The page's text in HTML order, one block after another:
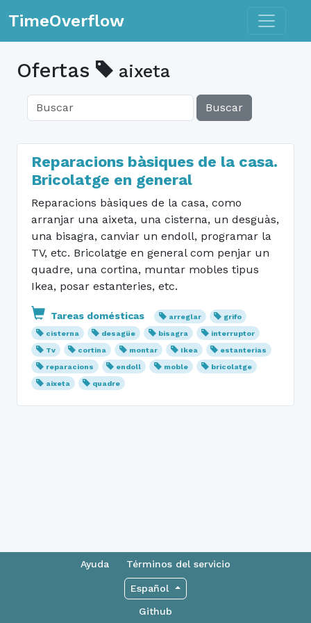
TimeOverflow Toggle
Ofertas aixeta
Buscar
Reparacions bàsiques de la casa.
Bricolatge en general
Reparacions bàsiques de la casa, como
arranjar una aixeta, una cisterna, un desguàs,
una bisagra, canviar un endoll, programar la
TV, etc. Bricolatge en general com penjar un
quadre, una cortina, muntar mobles tipus
Ikea, posar estanteries, etc.
Tareas domésticas arreglar
grifo
cisterna
desagüe bisagra
interruptor
Tv
cortina montar Ikea
estanterias
reparacions
endoll moble
bricolatge
aixeta
quadre
Ayuda Términos del servicio
Español
Github